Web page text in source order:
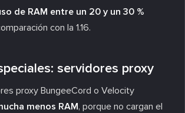
de RAM entre un 20 y un 30 %
con la 1.16.
servidores proxy
proxy BungeeCord o Velocity
menos RAM, porque no cargan el